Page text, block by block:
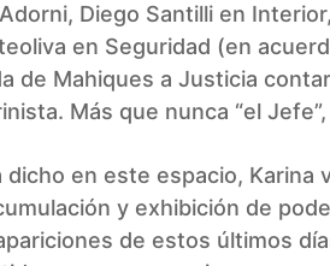
Diego Santilli en
en Seguridad (en
de Mahiques a Justicia
Más que nunca “el
dicho en este espacio, Karina
y exhibición de
de estos últimos